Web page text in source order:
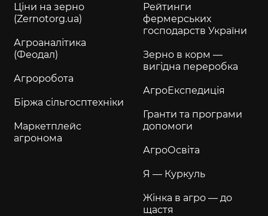
Ціни на зерно
(Zernotorg.ua)
Агроаналітика
(Феодал)
Агроробота
Біржа сільгосптехніки
Маркетплейс
агронома
Рейтинги
фермерських
господарств України
Зерно в корм —
вигідна переробка
АгроЕкспедиція
Гранти та програми
допомоги
АгроОсвіта
Я — Куркуль
Жінка в агро — до
щастя